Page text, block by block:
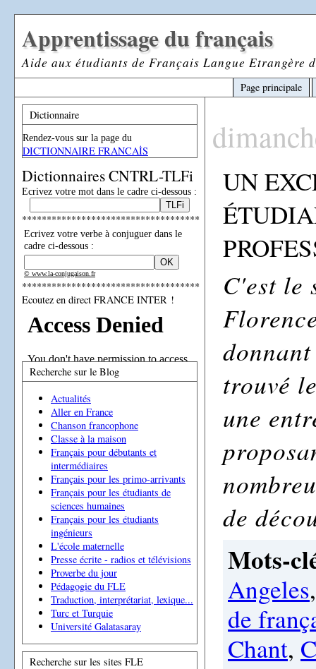
Apprentissage du français
Aide aux étudiants de Français Langue Etrangère
Page principale
Dictionnaire
Rendez-vous sur la page du
DICTIONNAIRE FRANCAİS
Dictionnaires CNTRL-TLFi
Ecrivez votre mot dans le cadre ci-dessous :
************************************
Ecrivez votre verbe à conjuguer dans le
cadre ci-dessous :
© www.la-conjugaison.fr
************************************
Ecoutez en direct FRANCE INTER !
Recherche sur le Blog
Actualités
Aller en France
Chanson francophone
Classe à la maison
Français pour débutants et
intermédiaires
Français pour les primo-arrivants
Français pour les étudiants de
sciences humaines
Français pour les étudiants
ingénieurs
L'école maternelle
Presse écrite - radios et télévisions
Proverbe du jour
Pédagogie du FLE
Traduction, interprétariat, lexique...
Turc et Turquie
Université Galatasaray
Recherche sur les sites FLE
UN
C'est le
trouvé
une
de
Mots-
Angeles
de
Chant,